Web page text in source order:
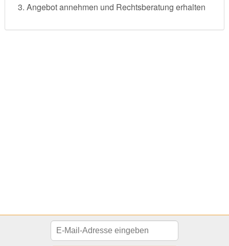
Angebot annehmen und Rechtsberatung erhalten